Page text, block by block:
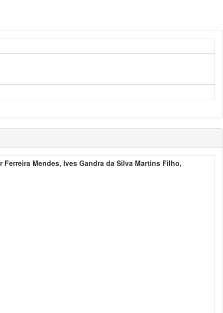
Mendes, Ives Gandra da Silva Martins Filho,